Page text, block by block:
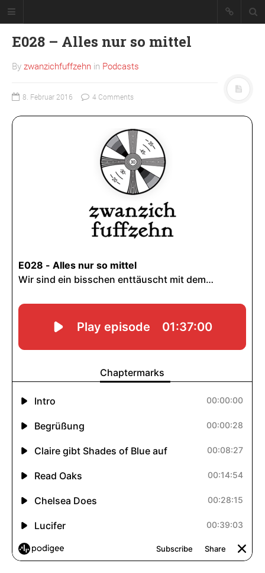
Podcast über Serien und ihre Folgen.
INHALTE
E028 – Alles nur so mittel
By zwanzichfuffzehn in Podcasts
8. Februar 2016 4 Comments